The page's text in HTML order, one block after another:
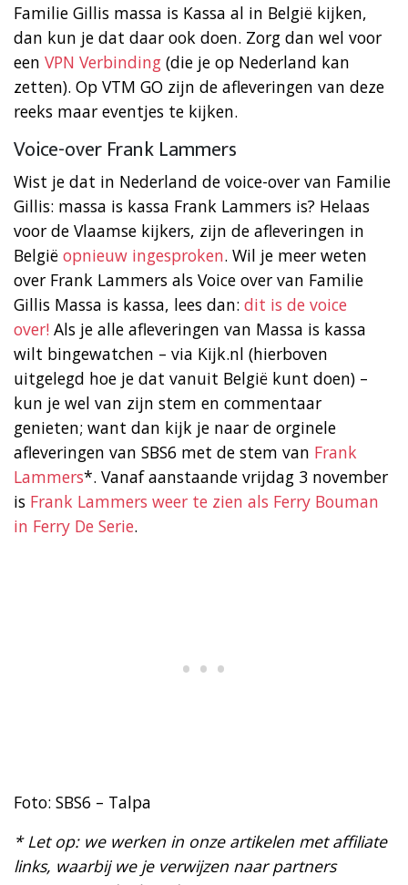
Familie Gillis massa is Kassa al in België kijken,
dan kun je dat daar ook doen. Zorg dan wel voor
een VPN Verbinding (die je op Nederland kan
zetten). Op VTM GO zijn de afleveringen van deze
reeks maar eventjes te kijken.
Voice-over Frank Lammers
Wist je dat in Nederland de voice-over van Familie
Gillis: massa is kassa Frank Lammers is? Helaas
voor de Vlaamse kijkers, zijn de afleveringen in
België opnieuw ingesproken. Wil je meer weten
over Frank Lammers als Voice over van Familie
Gillis Massa is kassa, lees dan: dit is de voice
over! Als je alle afleveringen van Massa is kassa
wilt bingewatchen – via Kijk.nl (hierboven
uitgelegd hoe je dat vanuit België kunt doen) –
kun je wel van zijn stem en commentaar
genieten; want dan kijk je naar de orginele
afleveringen van SBS6 met de stem van Frank
Lammers*. Vanaf aanstaande vrijdag 3 november
is Frank Lammers weer te zien als Ferry Bouman
in Ferry De Serie.
Foto: SBS6 – Talpa
* Let op: we werken in onze artikelen met affiliate
links, waarbij we je verwijzen naar partners